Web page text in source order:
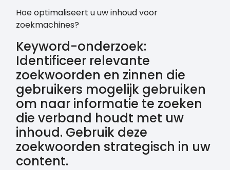
Hoe optimaliseert u uw inhoud voor
zoekmachines?
Keyword-onderzoek:
Identificeer relevante
zoekwoorden en zinnen die
gebruikers mogelijk gebruiken
om naar informatie te zoeken
die verband houdt met uw
inhoud. Gebruik deze
zoekwoorden strategisch in uw
content.